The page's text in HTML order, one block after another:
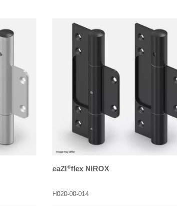
eaZI®flex NIROX
H020-00-014